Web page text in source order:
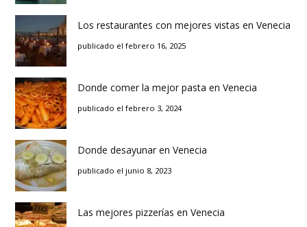
Los restaurantes con mejores vistas en Venecia
publicado el febrero 16, 2025
Donde comer la mejor pasta en Venecia
publicado el febrero 3, 2024
Donde desayunar en Venecia
publicado el junio 8, 2023
Las mejores pizzerías en Venecia